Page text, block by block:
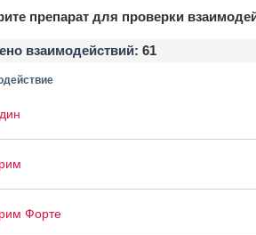
препарат для проверки
взаимодействий: 61
Форте